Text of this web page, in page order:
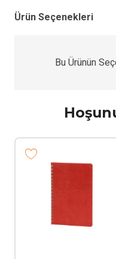
Ürün Seçenekleri
Bu Ürünün